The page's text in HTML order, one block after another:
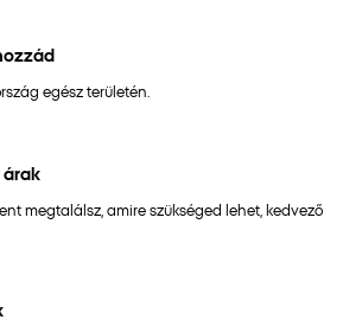
egész területén.
árak
megtalálsz, amire szükséged lehet, kedvező